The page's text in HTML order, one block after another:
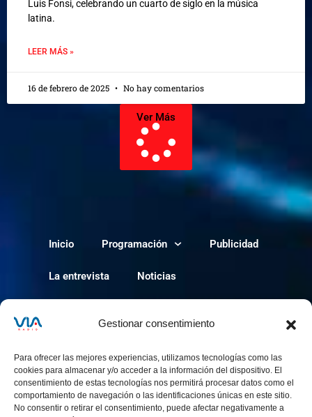
Gestionar consentimiento
Para ofrecer las mejores experiencias, utilizamos tecnologías como las
cookies para almacenar y/o acceder a la información del dispositivo. El
consentimiento de estas tecnologías nos permitirá procesar datos como el
comportamiento de navegación o las identificaciones únicas en este sitio.
No consentir o retirar el consentimiento, puede afectar negativamente a
Luis Fonsi, celebrando un cuarto de siglo en la música
latina.
LEER MÁS »
16 de febrero de 2025 No hay comentarios
Ver Más
Inicio Programación Publicidad
La entrevista Noticias